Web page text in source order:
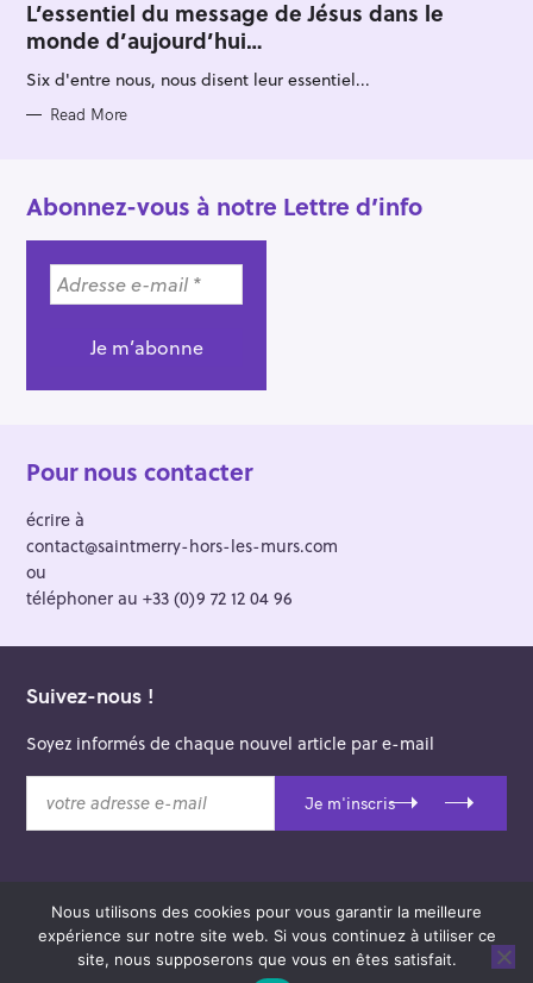
T
E
G
O
R
I
S
L’essentiel du message de Jésus dans le
monde d’aujourd’hui…
Six d'entre nous, nous disent leur essentiel...
Read More
Abonnez-vous à notre Lettre d’info
Pour nous contacter
écrire à
contact@saintmerry-hors-les-murs.com
ou
téléphoner au +33 (0)9 72 12 04 96
Suivez-nous !
Soyez informés de chaque nouvel article par e-mail
t
Je m'inscris
© 2026 Saint-Merry Hors-les-Murs.
Theme: Felt byPixelgrade.
Nous utilisons des cookies pour vous garantir la meilleure
expérience sur notre site web. Si vous continuez à utiliser ce
site, nous supposerons que vous en êtes satisfait.